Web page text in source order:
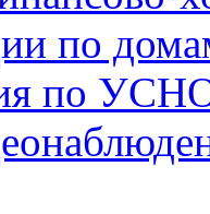
по
по